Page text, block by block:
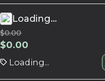
Loading...
$0.00
$0.00
Loading...